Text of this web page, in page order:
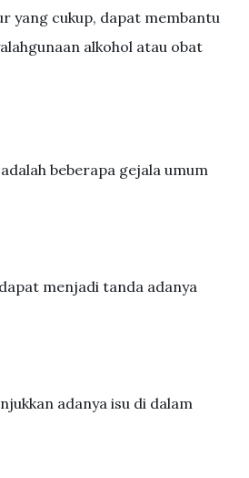
yang cukup, dapat membantu
alkohol atau obat
beberapa gejala umum
menjadi tanda adanya
adanya isu di dalam